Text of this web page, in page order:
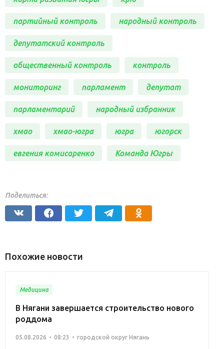
партийный контроль народный контроль
депутатский контроль
общественный контроль контроль
мониторинг парламент депутат
парламентарий народный избранник
хмао хмао-югра югра югорск
евгения комисаренко Команда Югры
Поделиться:
Похожие новости
Медицина
В Нягани завершается строительство нового
роддома
05.08.2026 08:23 городской округ Нягань